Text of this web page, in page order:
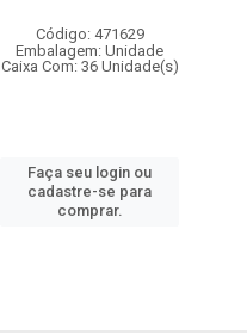
Código: 471629
Embalagem: Unidade
Caixa Com: 36 Unidade(s)
Faça seu login ou
cadastre-se para
comprar.